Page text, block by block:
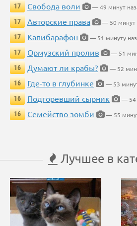
17
Свобода воли
— 49 минут
17
Авторские права
— 50 минут
17
Капибарафон
— 51 минуту
17
Ормузский пролив
— 51
16
Думают ли крабы?
— 52
16
Где-то в глубинке
— 53
16
Подгоревший сырник
— 54
16
Семейство зомби — 55
Лучшее в